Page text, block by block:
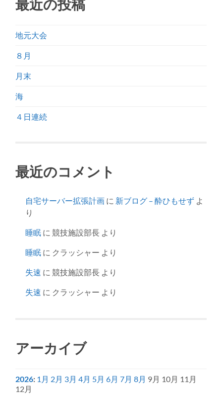
最近の投稿
地元大会
８月
月末
海
４日連続
最近のコメント
自宅サーバー拡張計画 に 新ブログ – 酔ひもせず よ
り
睡眠 に競技施設部長 より
睡眠 に クラッシャー より
失速 に競技施設部長 より
失速 に クラッシャー より
アーカイブ
2026: 1月 2月 3月 4月 5月 6月 7月 8月 9月 10月 11月
12月